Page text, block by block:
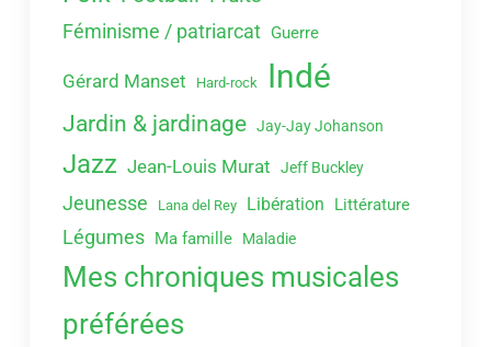
Féminisme / patriarcat Guerre
Gérard Manset Hard-rock Indé
Jardin & jardinage Jay-Jay Johanson
Jazz Jean-Louis Murat Jeff Buckley
Jeunesse Lana del Rey Libération Littérature
Légumes Ma famille Maladie
Mes chroniques musicales
préférées